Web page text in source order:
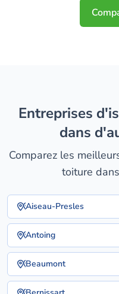
entreprises d'isolation de la toiture
dans
Comparez les
toiture
Aiseau-Presles
Antoing
Beaumont